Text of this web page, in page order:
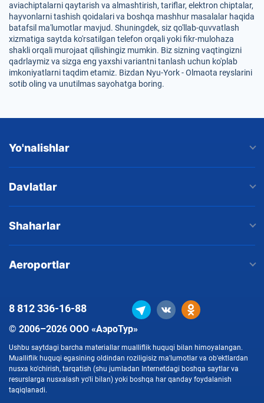
aviachiptalarni qaytarish va almashtirish, tariflar, elektron chiptalar,
hayvonlarni tashish qoidalari va boshqa mashhur masalalar haqida
batafsil ma'lumotlar mavjud. Shuningdek, siz qo'llab-quvvatlash
xizmatiga saytda ko'rsatilgan telefon orqali yoki fikr-mulohaza
shakli orqali murojaat qilishingiz mumkin. Biz sizning vaqtingizni
qadrlaymiz va sizga eng yaxshi variantni tanlash uchun ko'plab
imkoniyatlarni taqdim etamiz. Bizdan Nyu-York - Olmaota reyslarini
sotib oling va unutilmas sayohatga boring.
Yo'nalishlar
Davlatlar
Shaharlar
Aeroportlar
© 2006–2026 ООО «АэроТур»
Ushbu saytdagi barcha materiallar mualliflik huquqi bilan himoyalangan.
Mualliflik huquqi egasining oldindan roziligisiz ma'lumotlar va ob'ektlardan
nusxa ko'chirish, tarqatish (shu jumladan Internetdagi boshqa saytlar va
resurslarga nusxalash yo'li bilan) yoki boshqa har qanday foydalanish
taqiqlanadi.
8 812336-16-88